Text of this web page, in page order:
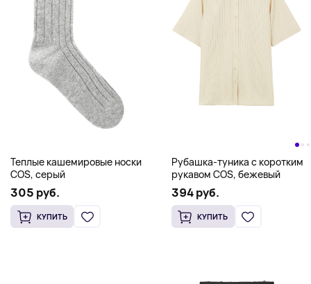
Теплые кашемировые носки
COS, серый
305 руб.
КУПИТЬ
Рубашка-туника с коротким
рукавом COS, бежевый
394 руб.
КУПИТЬ